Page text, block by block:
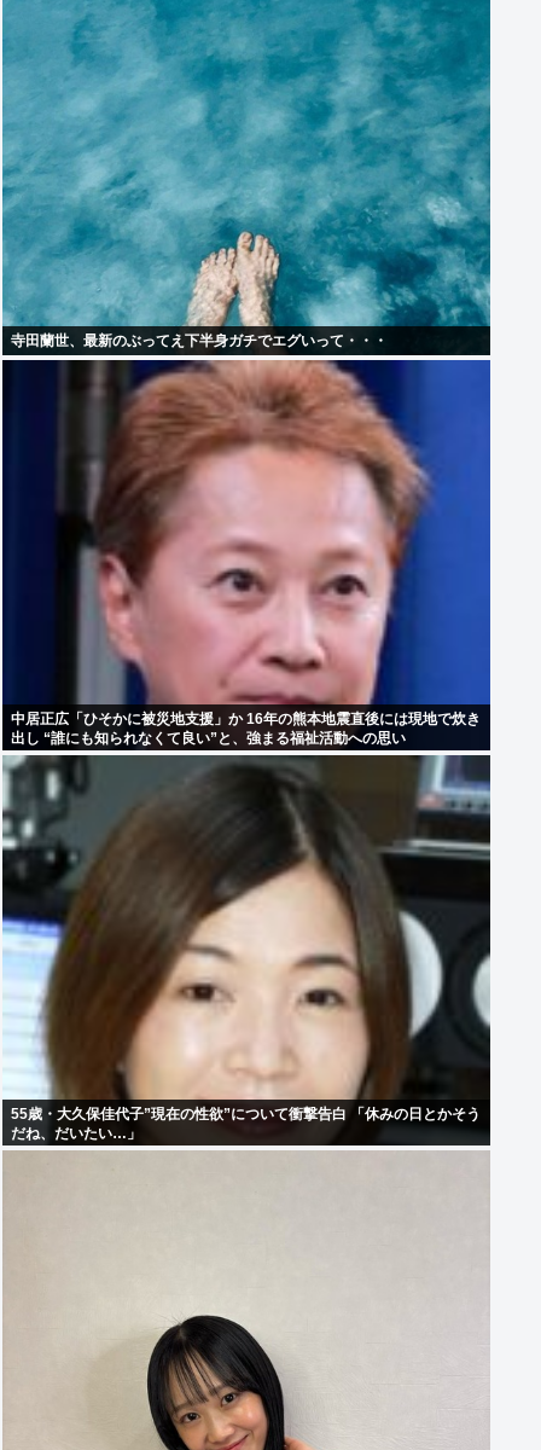
寺田蘭世、最新のぶってえ下半身ガチでエグいって・・・
中居正広「ひそかに被災地支援」か 16年の熊本地震直後には現地で炊き
出し “誰にも知られなくて良い”と、強まる福祉活動への思い
55歳・大久保佳代子”現在の性欲”について衝撃告白 「休みの日とかそう
だね、だいたい…」